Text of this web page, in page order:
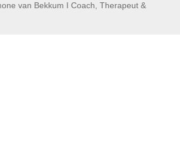
van Bekkum I Coach, Therapeut &